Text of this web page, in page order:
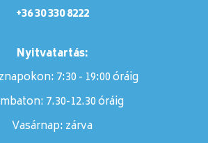
+36 30 330 8222
Nyitvatartás:
7:30 - 19:00 óráig
7.30-12.30 óráig
Vasárnap:zárva